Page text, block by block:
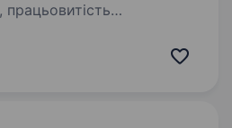
працьовитість